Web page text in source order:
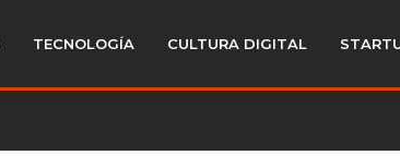
TECNOLOGÍA CULTURA DIGITAL